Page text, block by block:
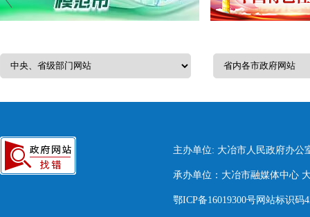
主办单位: 大冶市人民政府办公
承办单位：大冶市融媒体中心
鄂ICP备16019300号网站标识码